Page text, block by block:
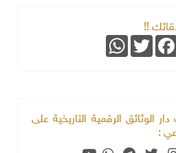
!!
Twitter
WhatsApp
الوثائق الرقمية التاريخية على
: